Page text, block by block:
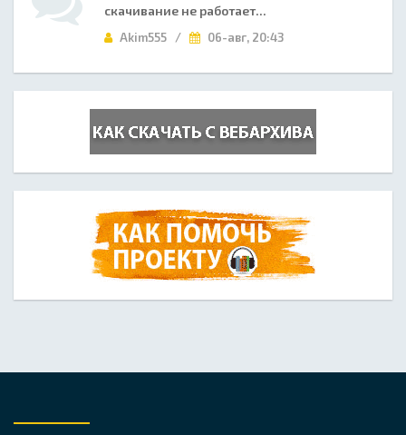
скачивание не работает...
Akim555 / 06-авг, 20:43